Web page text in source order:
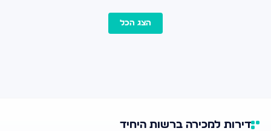
הצג הכל
דירות למכירה ברשות היחיד